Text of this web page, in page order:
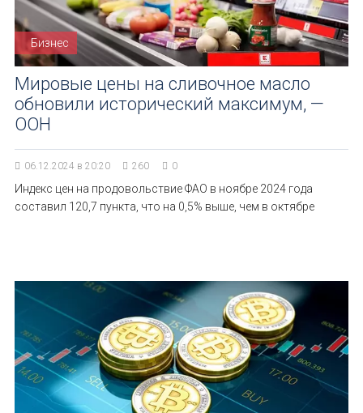
Бизнес
Мировые цены на сливочное масло
обновили исторический максимум, —
ООН
06.12.2024 в 20:20 260 0
Индекс цен на продовольствие ФАО в ноябре 2024 года
составил 120,7 пункта, что на 0,5% выше, чем в октябре